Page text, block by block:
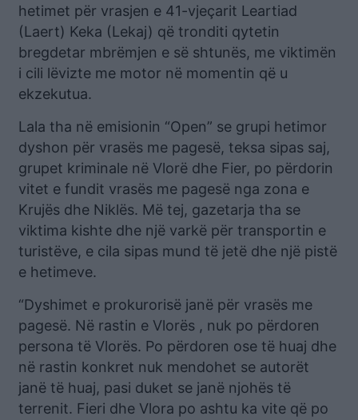
hetimet për vrasjen e 41-vjeçarit Leartiad
(Laert) Keka (Lekaj) që tronditi qytetin
bregdetar mbrëmjen e së shtunës, me viktimën
i cili lëvizte me motor në momentin që u
ekzekutua.
Lala tha në emisionin “Open” se grupi hetimor
dyshon për vrasës me pagesë, teksa sipas saj,
grupet kriminale në Vlorë dhe Fier, po përdorin
vitet e fundit vrasës me pagesë nga zona e
Krujës dhe Niklës. Më tej, gazetarja tha se
viktima kishte dhe një varkë për transportin e
turistëve, e cila sipas mund të jetë dhe një pistë
e hetimeve.
“Dyshimet e prokurorisë janë për vrasës me
pagesë. Në rastin e Vlorës , nuk po përdoren
persona të Vlorës. Po përdoren ose të huaj dhe
në rastin konkret nuk mendohet se autorët
janë të huaj, pasi duket se janë njohës të
terrenit. Fieri dhe Vlora po ashtu ka vite që po